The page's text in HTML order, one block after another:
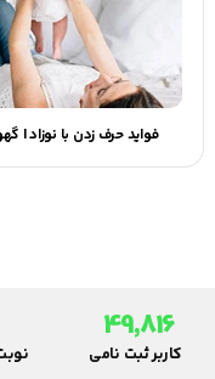
فواید حرف زدن با نوزاد |
49,816
کاربر ثبت نامی